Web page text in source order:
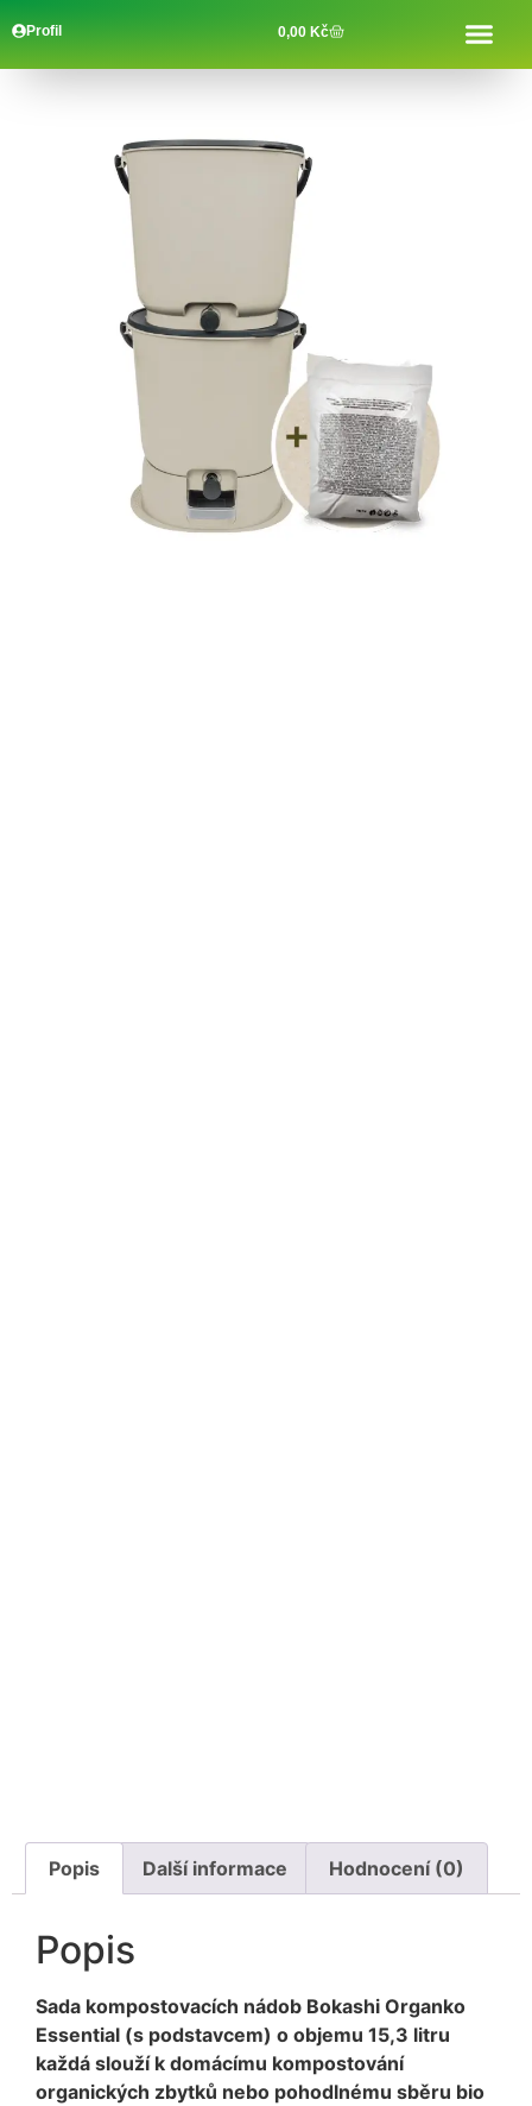
0,00 Kč
Profil
Popis Další informace Hodnocení (0)
Popis
Sada kompostovacích nádob Bokashi Organko
Essential (s podstavcem) o objemu 15,3 litru
každá slouží k domácímu kompostování
organických zbytků nebo pohodlnému sběru bio